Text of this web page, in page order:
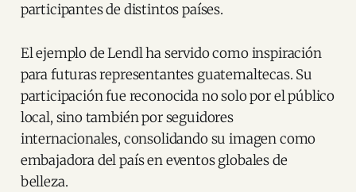
participantes de distintos países.
El ejemplo de Lendl ha servido como inspiración
para futuras representantes guatemaltecas. Su
participación fue reconocida no solo por el público
local, sino también por seguidores
internacionales, consolidando su imagen como
embajadora del país en eventos globales de
belleza.